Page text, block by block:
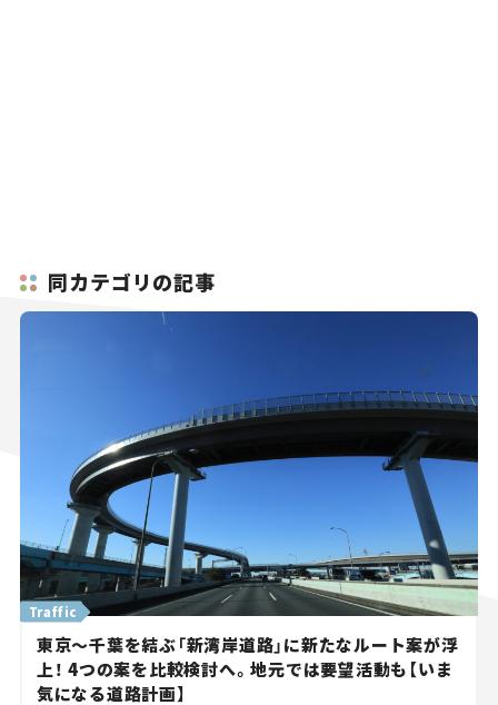
同カテゴリの記事
東京～千葉を結ぶ「新湾岸道路」に新たなルート案が浮
上！ 4つの案を比較検討へ。地元では要望活動も【いま
気になる道路計画】
Traffic